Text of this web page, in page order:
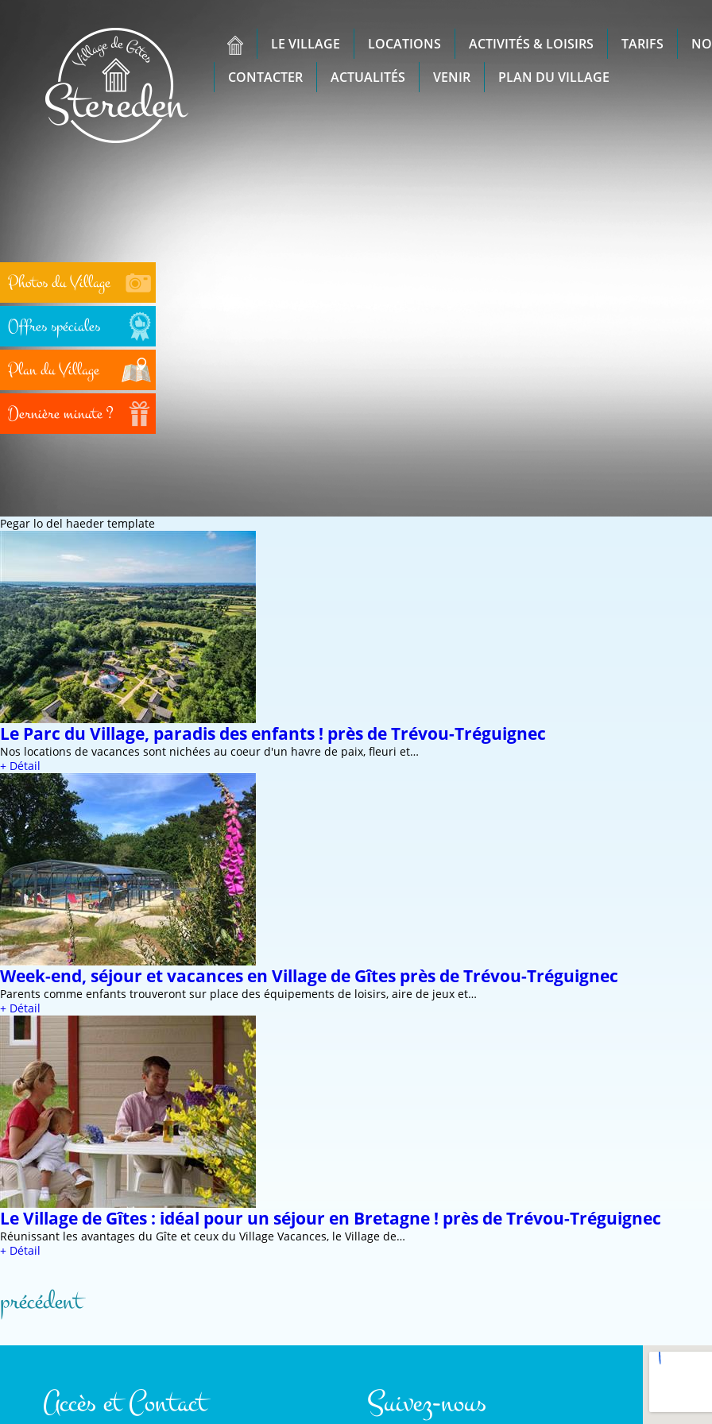
LE VILLAGE LOCATIONS ACTIVITÉS & LOISIRS TARIFS
CONTACTER
ACTUALITÉS VENIR PLAN DU VILLAGE
Photos du Village
Offres spéciales
Plan du Village
Dernière minute ?
Pegar lo del haeder template
Le Parc du Village, paradis des enfants ! près de Trévou-Tréguignec
Nos locations de vacances sont nichées au coeur d'un havre de paix, fleuri et…
+ Détail
Week-end, séjour et vacances en Village de Gîtes près de Trévou-Tréguignec
Parents comme enfants trouveront sur place des équipements de loisirs, aire de jeux et…
+ Détail
Le Village de Gîtes : idéal pour un séjour en Bretagne ! près de Trévou-Tréguignec
Réunissant les avantages du Gîte et ceux du Village Vacances, le Village de…
+ Détail
précédent
Accès et Contact Suivez-nous